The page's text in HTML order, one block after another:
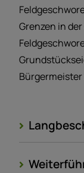
Grenzen in